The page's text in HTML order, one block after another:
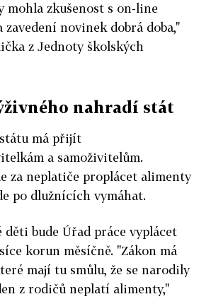
mohla zkušenost s on-line
zavedení novinek dobrá doba,"
z Jednoty školských
nahradí stát
má přijít
a samoživitelům.
za neplatiče proplácet alimenty
po dlužnících vymáhat.
děti bude Úřad práce vyplácet
korun měsíčně. "Zákon má
mají tu smůlu, že se narodily
z rodičů neplatí alimenty,"